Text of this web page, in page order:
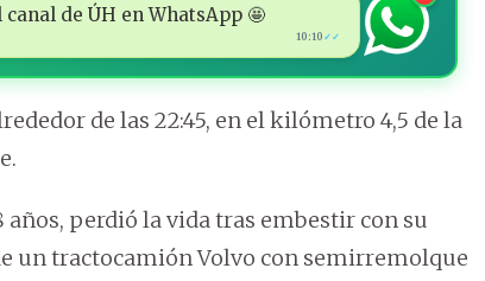
de ÚH en WhatsApp 🤩
10:10 ✓✓
de las 22:45, en el kilómetro 4,5 de la
años, perdió la vida tras embestir con su
un tractocamión Volvo con semirremolque